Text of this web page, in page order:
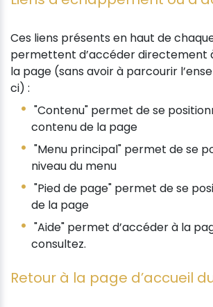
Ces liens présents en haut de
permettent d’accéder directement
la page (sans avoir à parcourir
ci) :
"Contenu" permet de se
contenu de la page
"Menu principal" permet de se
niveau du menu
"Pied de page" permet de se
de la page
"Aide" permet d’accéder à la
consultez.
Retour à la page d’accueil